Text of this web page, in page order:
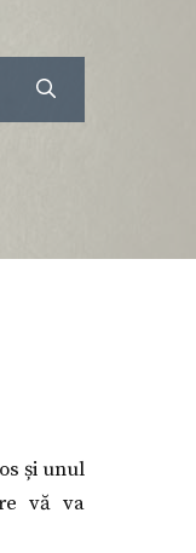
și unul
vă va